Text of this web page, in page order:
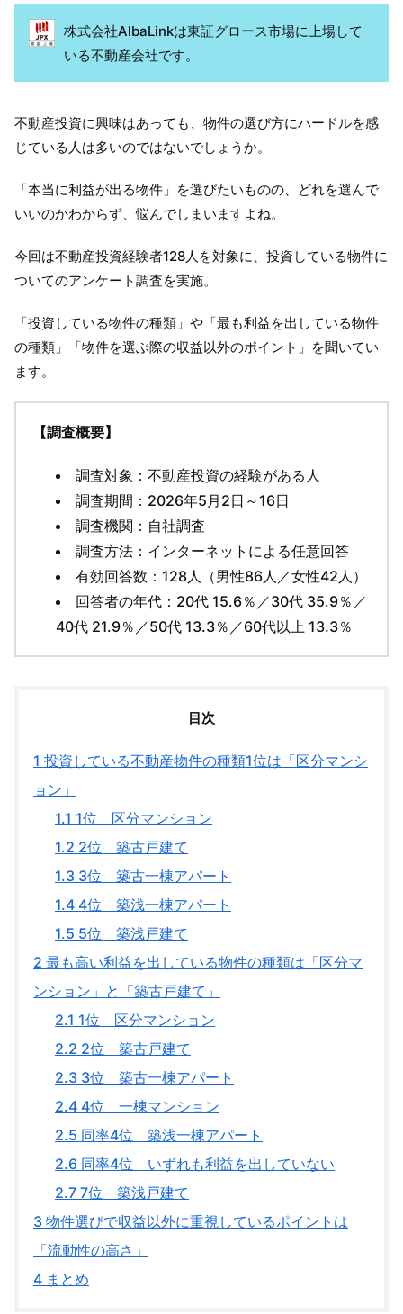
株式会社AlbaLinkは東証グロース市場に上場して
いる不動産会社です。
不動産投資に興味はあっても、物件の選び方にハードルを感
じている人は多いのではないでしょうか。
「本当に利益が出る物件」を選びたいものの、どれを選んで
いいのかわからず、悩んでしまいますよね。
今回は不動産投資経験者128人を対象に、投資している物件に
ついてのアンケート調査を実施。
「投資している物件の種類」や「最も利益を出している物件
の種類」「物件を選ぶ際の収益以外のポイント」を聞いてい
ます。
【調査概要】
調査対象：不動産投資の経験がある人
調査期間：2026年5月2日～16日
調査機関：自社調査
調査方法：インターネットによる任意回答
有効回答数：128人（男性86人／女性42人）
回答者の年代：20代 15.6％／30代 35.9％／
40代 21.9％／50代 13.3％／60代以上 13.3％
目次
1 投資している不動産物件の種類1位は「区分マンシ
ョン」
1.1 1位 区分マンション
1.2 2位 築古戸建て
1.3 3位 築古一棟アパート
1.4 4位 築浅一棟アパート
1.5 5位 築浅戸建て
2 最も高い利益を出している物件の種類は「区分マ
ンション」と「築古戸建て」
2.1 1位 区分マンション
2.2 2位 築古戸建て
2.3 3位 築古一棟アパート
2.4 4位 一棟マンション
2.5 同率4位 築浅一棟アパート
2.6 同率4位 いずれも利益を出していない
2.7 7位 築浅戸建て
3 物件選びで収益以外に重視しているポイントは
「流動性の高さ」
4 まとめ